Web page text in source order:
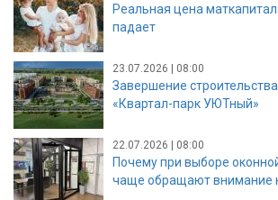
Реальная цена
падает
23.07.2026 | 08:00
Завершение
«Квартал-парк УЮТный»
22.07.2026 | 08:00
Почему при выборе
чаще обращают внимание